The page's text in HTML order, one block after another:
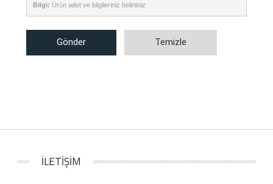
Bilgi: Ürün adet ve bilgileriniz belirtiniz
Gönder Temizle
İLETİŞİM